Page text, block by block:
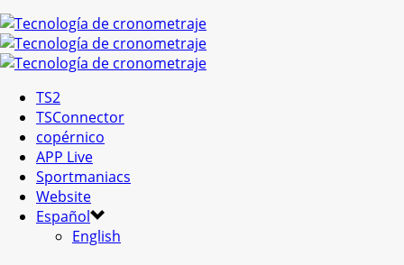
TS2
TSConnector
copérnico
APP Live
Sportmaniacs
Website
Español
English